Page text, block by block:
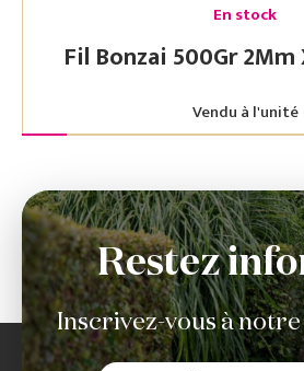
En stock
Vendu à l'unité
Restez
Inscrivez-vous à